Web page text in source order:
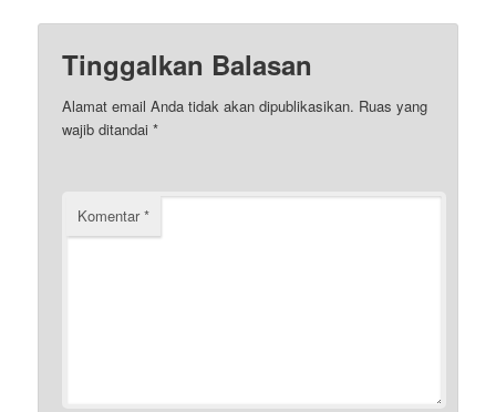
Tinggalkan Balasan
Alamat email Anda tidak akan dipublikasikan. Ruas yang
wajib ditandai*
Komentar*